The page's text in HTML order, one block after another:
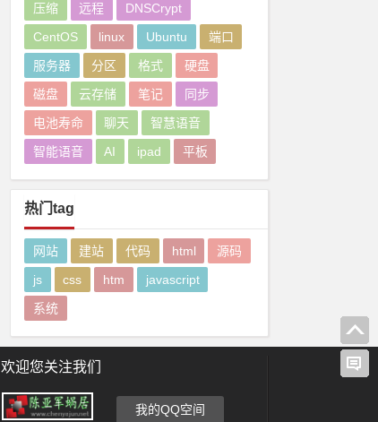
压缩
远程
DNSCrypt
CentOS
linux Ubuntu
端口
服务器
分区 格式
硬盘
磁盘
云存储 笔记
同步
电池寿命
聊天
智慧语音
智能语音
AI ipad 平板
热门tag
网站 建站 代码 html
源码
js
css htm
javascript
系统
欢迎您关注我们
我的QQ空间